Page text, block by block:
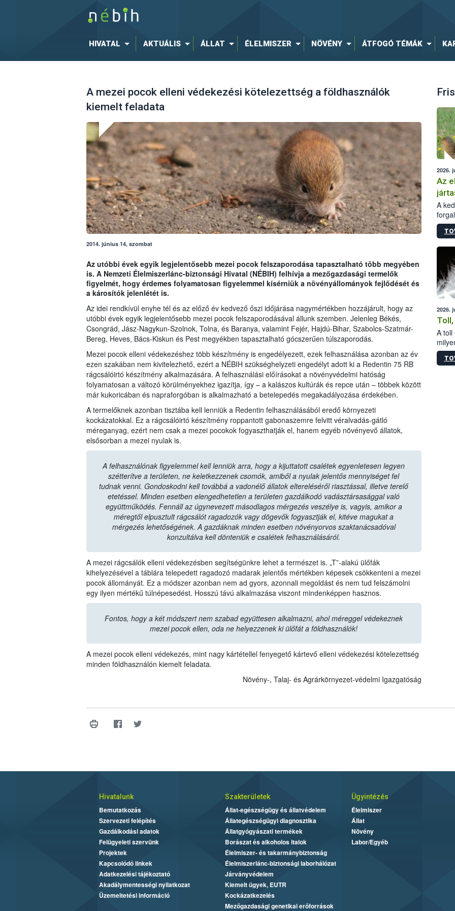
HIVATAL AKTUÁLIS ÁLLAT ÉLELMISZER NÖVÉNY ÁTFOGÓ TÉMÁK
A mezei pocok elleni védekezési kötelezettség a földhasználók
kiemelt feladata
2014. június 14, szombat
Az utóbbi évek egyik legjelentősebb mezei pocok felszaporodása tapasztalható több megyében
is. A Nemzeti Élelmiszerlánc-biztonsági Hivatal (NÉBIH) felhívja a mezőgazdasági termelők
figyelmét, hogy érdemes folyamatosan figyelemmel kísérniük a növényállományok fejlődését és
a károsítók jelenlétét is.
Az idei rendkívül enyhe tél és az előző év kedvező őszi időjárása nagymértékben hozzájárult, hogy az
utóbbi évek egyik legjelentősebb mezei pocok felszaporodásával állunk szemben. Jelenleg Békés,
Csongrád, Jász-Nagykun-Szolnok, Tolna, és Baranya, valamint Fejér, Hajdú-Bihar, Szabolcs-Szatmár-
Bereg, Heves, Bács-Kiskun és Pest megyékben tapasztalható gócszerűen túlszaporodás.
Mezei pocok elleni védekezéshez több készítmény is engedélyezett, ezek felhasználása azonban az év
ezen szakában nem kivitelezhető, ezért a NÉBIH szükséghelyzeti engedélyt adott ki a Redentin 75 RB
rágcsálóirtó készítmény alkalmazására. A felhasználási előírásokat a növényvédelmi hatóság
folyamatosan a változó körülményekhez igazítja, így – a kalászos kultúrák és repce után – többek között
már kukoricában és napraforgóban is alkalmazható a betelepedés megakadályozása érdekében.
A termelőknek azonban tisztába kell lenniük a Redentin felhasználásából eredő környezeti
kockázatokkal. Ez a rágcsálóirtó készítmény roppantott gabonaszemre felvitt véralvadás-gátló
méreganyag, ezért nem csak a mezei pocokok fogyaszthatják el, hanem egyéb növényevő állatok,
elsősorban a mezei nyulak is.
A felhasználónak figyelemmel kell lenniük arra, hogy a kijuttatott csalétek egyenletesen legyen
szétterítve a területen, ne keletkezzenek csomók, amiből a nyulak jelentős mennyiséget fel
tudnak venni. Gondoskodni kell továbbá a vadonélő állatok eltereléséről riasztással, illetve terelő
etetéssel. Minden esetben elengedhetetlen a területen gazdálkodó vadásztársasággal való
együttműködés. Fennáll az úgynevezett másodlagos mérgezés veszélye is, vagyis, amikor a
méregtől elpusztult rágcsálót ragadozók vagy dögevők fogyasztják el, kitéve magukat a
mérgezés lehetőségének. A gazdáknak minden esetben növényorvos szaktanácsadóval
konzultálva kell dönteniük e csalétek felhasználásáról.
A mezei rágcsálók elleni védekezésben segítségünkre lehet a természet is. „T”-alakú ülőfák
kihelyezésével a táblára telepedett ragadozó madarak jelentős mértékben képesek csökkenteni a mezei
pocok állományát. Ez a módszer azonban nem ad gyors, azonnali megoldást és nem tud felszámolni
egy ilyen mértékű túlnépesedést. Hosszú távú alkalmazása viszont mindenképpen hasznos.
Fontos, hogy a két módszert nem szabad együttesen alkalmazni, ahol méreggel védekeznek
mezei pocok ellen, oda ne helyezzenek ki ülőfát a földhasználók!
A mezei pocok elleni védekezés, mint nagy kártétellel fenyegető kártevő elleni védekezési kötelezettség
minden földhasználón kiemelt feladata.
Növény-, Talaj- és Agrárkörnyezet-védelmi Igazgatóság
2026.
Az
A
2026.
A toll
Hivatalunk
Bemutatkozás
Szervezeti felépítés
Gazdálkodási adatok
Felügyeleti szervünk
Projektek
Kapcsolódó linkek
Adatkezelési tájékoztató
Akadálymentességi nyilatkozat
Üzemeltetési információ
Szakterületek
Állat-egészségügy és állatvédelem
Állategészségügyi diagnosztika
Állatgyógyászati termékek
Borászat és alkoholos italok
Élelmiszer- és takarmánybiztonság
Élelmiszerlánc-biztonsági laborhálózat
Járványvédelem
Kiemelt ügyek, EUTR
Kockázatkezelés
Mezőgazdasági genetikai erőforrások
Ügyintézés
Élelmiszer
Állat
Növény
Labor/Egyéb